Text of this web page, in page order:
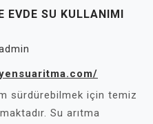
EVDE SU KULLANIMI
sürdürebilmek için temiz
Su arıtma